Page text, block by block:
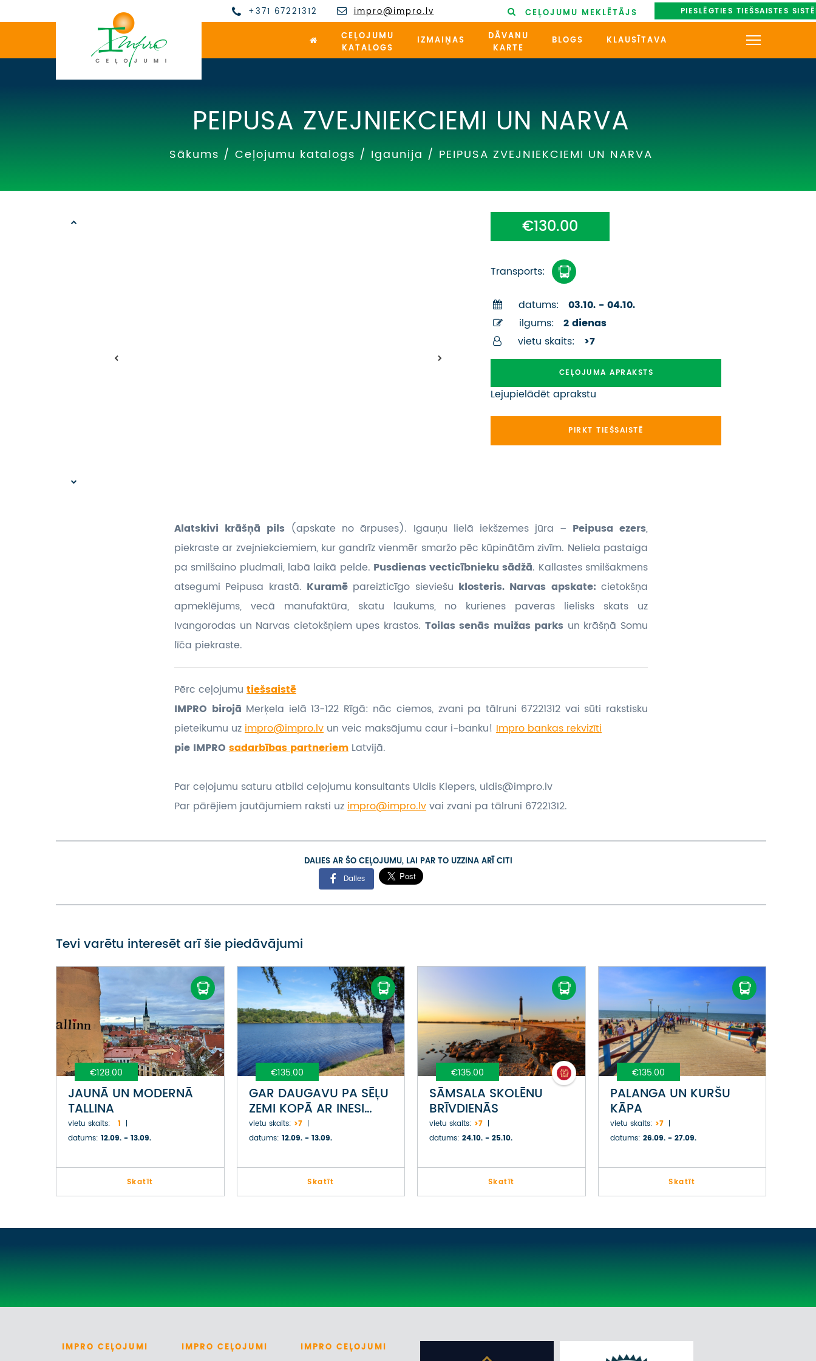
+371 67221312 impro@impro.lv CEĻOJUMU MEKLĒTĀJS PIESLĒGTIES TIEŠSAISTES
CEĻOJUMU
KATALOGS
IZMAIŅAS
DĀVANU
KARTE
BLOGS KLAUSĪTAVA
VĪZU ANKETAS
PEIPUSA ZVEJNIEKCIEMI UN NARVA
Sākums / Ceļojumu katalogs / Igaunija / PEIPUSA ZVEJNIEKCIEMI UN NARVA
€130.00
Transports:
datums:
03.10. - 04.10.
ilgums:
2 dienas
vietu skaits:
>7
CEĻOJUMA APRAKSTS
Lejupielādēt aprakstu
PIRKT TIEŠSAISTĒ
Alatskivi krāšņā pils (apskate no ārpuses). Igauņu lielā iekšzemes jūra – Peipusa ezers,
piekraste ar zvejniekciemiem, kur gandrīz vienmēr smaržo pēc kūpinātām zivīm. Neliela pastaiga
pa smilšaino pludmali, labā laikā pelde. Pusdienas vecticībnieku sādžā. Kallastes smilšakmens
atsegumi Peipusa krastā. Kuramē pareizticīgo sieviešu klosteris. Narvas apskate:cietokšņa
apmeklējums, vecā manufaktūra, skatu laukums, no kurienes paveras lielisks skats uz
Ivangorodas un Narvas cietokšņiem upes krastos. Toilas senās muižas parks un krāšņā Somu
līča piekraste.
Pērc ceļojumu tiešsaistē
IMPRO birojā Merķela ielā 13-122 Rīgā: nāc ciemos, zvani pa tālruni 67221312 vai sūti rakstisku
pieteikumu uzimpro@impro.lv un veic maksājumu caur i-banku! Impro bankas rekvizīti
pie IMPRO sadarbības partneriem Latvijā.
Par ceļojumu saturu atbild ceļojumu konsultants Uldis Klepers, uldis@impro.lv
Par pārējiem jautājumiem raksti uzimpro@impro.lvvai zvani pa tālruni 67221312.
DALIES AR ŠO CEĻOJUMU, LAI PAR TO UZZINA ARĪ CITI
Dalies
Tevi varētu interesēt arī šie piedāvājumi
€128.00
JAUNĀ UN MODERNĀ
TALLINA
vietu skaits:
1
datums: 12.09. - 13.09.
Skatīt
€135.00
GAR DAUGAVU PA SĒĻU
ZEMI KOPĀ AR INESI
ROZI
vietu skaits: >7
datums: 12.09. - 13.09.
Skatīt
€135.00
SĀMSALA SKOLĒNU
BRĪVDIENĀS
vietu skaits: >7
datums: 24.10. - 25.10.
Skatīt
€135.00
PALANGA UN KURŠU
KĀPA
vietu skaits: >7
datums: 26.09. - 27.09.
Skatīt
IMPRO CEĻOJUMI IMPRO CEĻOJUMI IMPROCEĻOJUMI